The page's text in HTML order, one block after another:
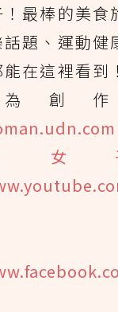
最棒的美食
題、運動健
在這裡看到
創作
女